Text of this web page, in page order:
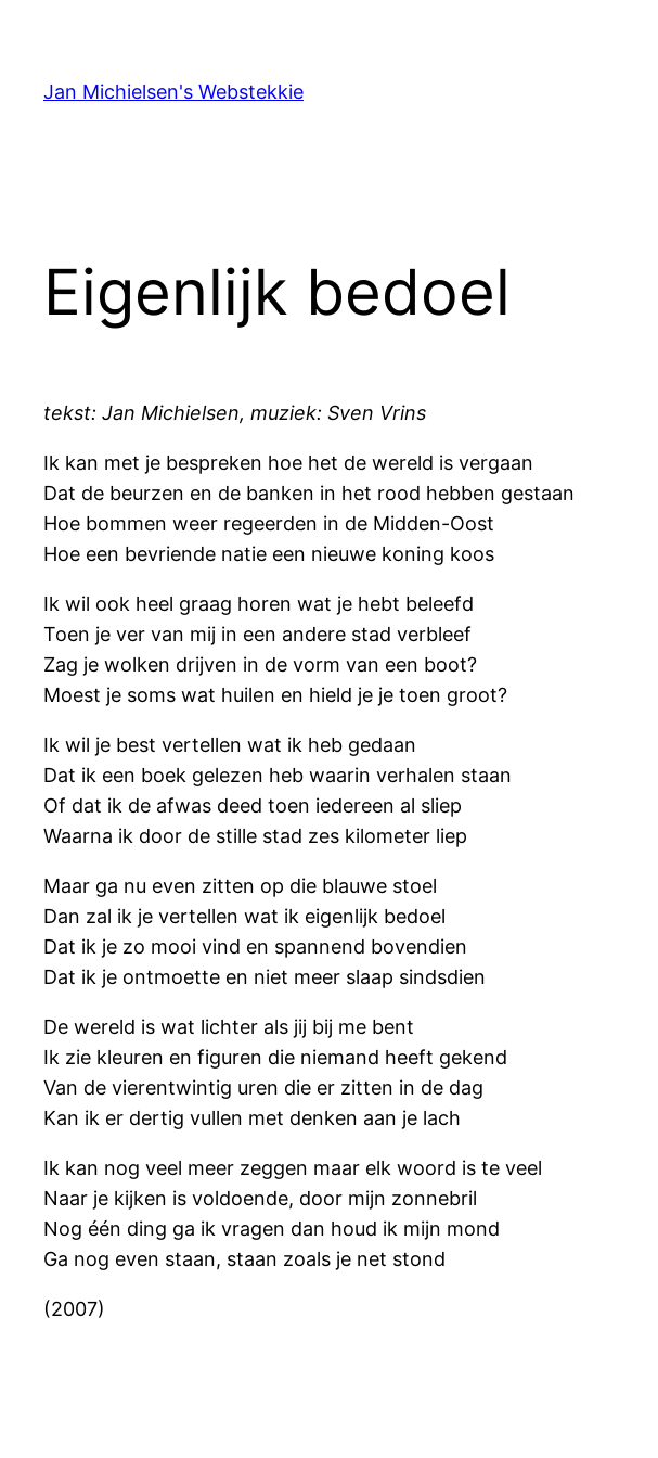
Jan Michielsen's Webstekkie
Eigenlijk bedoel
tekst: Jan Michielsen, muziek: Sven Vrins
Ik kan met je bespreken hoe het de wereld is vergaan
Dat de beurzen en de banken in het rood hebben gestaan
Hoe bommen weer regeerden in de Midden-Oost
Hoe een bevriende natie een nieuwe koning koos
Ik wil ook heel graag horen wat je hebt beleefd
Toen je ver van mij in een andere stad verbleef
Zag je wolken drijven in de vorm van een boot?
Moest je soms wat huilen en hield je je toen groot?
Ik wil je best vertellen wat ik heb gedaan
Dat ik een boek gelezen heb waarin verhalen staan
Of dat ik de afwas deed toen iedereen al sliep
Waarna ik door de stille stad zes kilometer liep
Maar ga nu even zitten op die blauwe stoel
Dan zal ik je vertellen wat ik eigenlijk bedoel
Dat ik je zo mooi vind en spannend bovendien
Dat ik je ontmoette en niet meer slaap sindsdien
De wereld is wat lichter als jij bij me bent
Ik zie kleuren en figuren die niemand heeft gekend
Van de vierentwintig uren die er zitten in de dag
Kan ik er dertig vullen met denken aan je lach
Ik kan nog veel meer zeggen maar elk woord is te veel
Naar je kijken is voldoende, door mijn zonnebril
Nog één ding ga ik vragen dan houd ik mijn mond
Ga nog even staan, staan zoals je net stond
(2007)